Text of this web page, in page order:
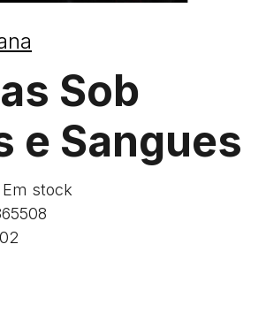
Sob
e Sangues
stock